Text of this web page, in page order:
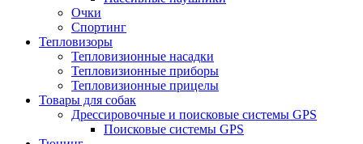
Очки
Спортинг
Тепловизоры
Тепловизионные насадки
Тепловизионные приборы
Тепловизионные прицелы
Товары для собак
Дрессировочные и поисковые системы GPS
Поисковые системы GPS